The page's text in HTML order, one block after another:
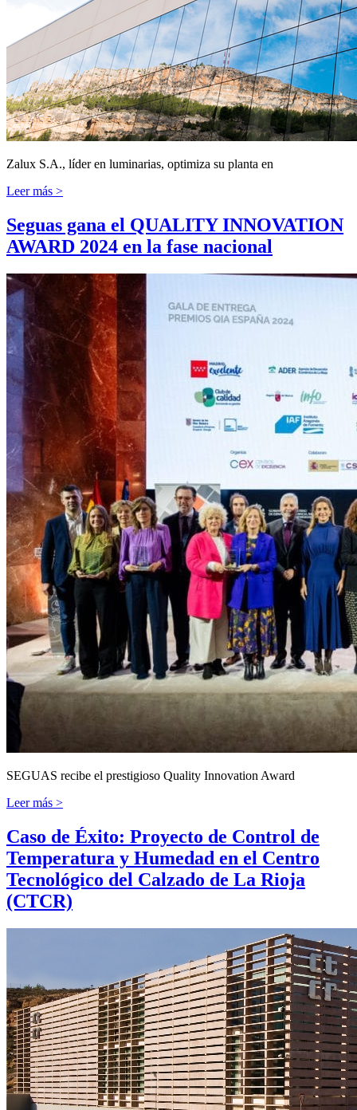
Zalux S.A., líder en luminarias, optimiza su planta en
Leer más >
Seguas gana el QUALITY INNOVATION
AWARD 2024 en la fase nacional
SEGUAS recibe el prestigioso Quality Innovation Award
Leer más >
Caso de Éxito: Proyecto de Control de
Temperatura y Humedad en el Centro
Tecnológico del Calzado de La Rioja
(CTCR)